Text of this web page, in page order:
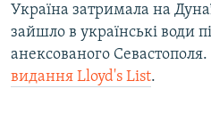
пошуку
ІНТЕРВ'Ю
ВСЕ ЗА ДЕНЬ
СПЕЦПРОЕКТИ
Україна затримала на
зайшло в українські води
анексованого
видання Lloyd's List.